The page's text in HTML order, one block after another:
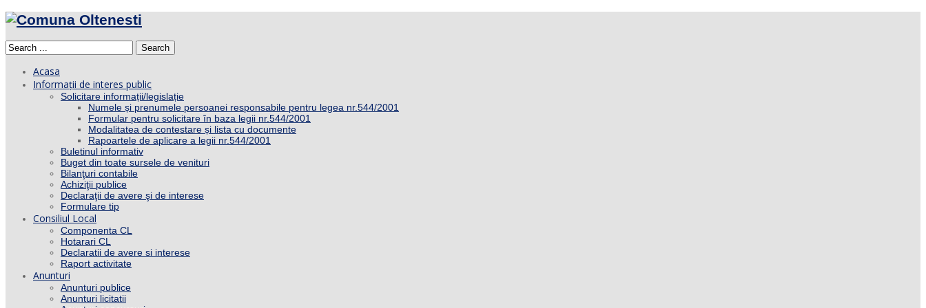
Search
Acasa
Informații de interes public
Solicitare informații/legislație
Numele și prenumele persoanei responsabile pentru legea nr.544/2001
Formular pentru solicitare în baza legii nr.544/2001
Modalitatea de contestare și lista cu documente
Rapoartele de aplicare a legii nr.544/2001
Buletinul informativ
Buget din toate sursele de venituri
Bilanţuri contabile
Achiziţii publice
Declaraţii de avere şi de interese
Formulare tip
Consiliul Local
Componenta CL
Hotarari CL
Declaratii de avere si interese
Raport activitate
Anunturi
Anunturi publice
Anunturi licitatii